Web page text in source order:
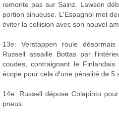
remonte pas sur Sainz. Lawson
portion sinueuse. L'Espagnol met
éviter la collision avec son nouvel
13e: Verstappen roule
Russell assaille Bottas par
coudes, contraignant le
écope pour cela d'une pénalité de 5
14e: Russell dépose Colapinto
pneus.